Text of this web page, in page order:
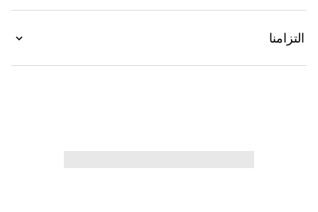
التزامنا